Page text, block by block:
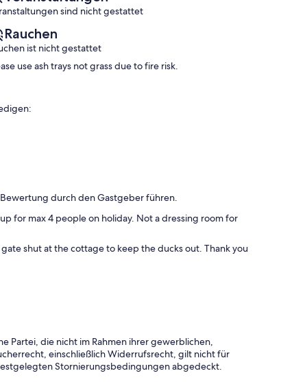
sind nicht gestattet
Rauchen
ist nicht gestattet
use ash trays not grass due to fire risk.
durch den Gastgeber führen.
for max 4 people on holiday. Not a dressing room for
shut at the cottage to keep the ducks out. Thank you
Partei, die nicht im Rahmen ihrer gewerblichen,
einschließlich Widerrufsrecht, gilt nicht für
Stornierungsbedingungen abgedeckt.